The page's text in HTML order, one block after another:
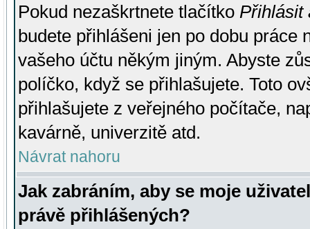
Pokud nezaškrtnete tlačítko Přihlásit
budete přihlášeni jen po dobu práce
vašeho účtu někým jiným. Abyste
políčko, když se přihlašujete. Toto
přihlašujete z veřejného počítače,
kavárně, univerzitě atd.
Návrat nahoru
Jak zabráním, aby se moje
právě přihlášených?